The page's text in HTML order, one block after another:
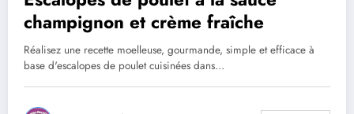
champignon et crème fraîche
Réalisez une recette moelleuse, gourmande, simple et efficace à
base d'escalopes de poulet cuisinées dans…